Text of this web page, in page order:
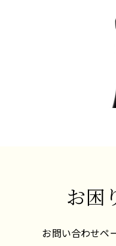
2017 アリアーニコ
トゥポル・ムンディ
飲み頃だが熟成可
¥5,500 (税込) -
お困
お問い合わせペ